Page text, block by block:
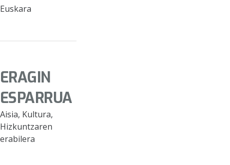
Euskara
ERAGIN
ESPARRUA
Aisia, Kultura,
Hizkuntzaren
erabilera